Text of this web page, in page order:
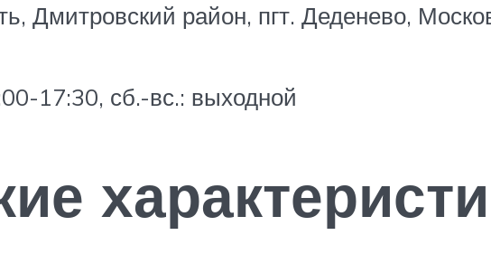
Дмитровский район, пгт. Деденево,
17:30, сб.-вс.: выходной